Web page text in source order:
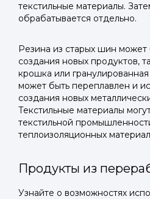
текстильные материалы.
обрабатывается отдельно.
Резина из старых шин может
создания новых продуктов,
крошка или
может быть переплавлен и
создания новых
Текстильные материалы
текстильной
теплоизоляционных
Продукты из
Узнайте о возможностях